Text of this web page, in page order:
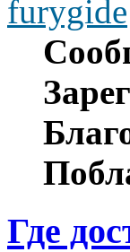
furygide
Где